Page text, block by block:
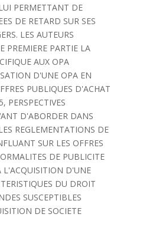
PERMETTANT DE
DE RETARD SUR SES
LES AUTEURS
PREMIERE PARTIE LA
AUX OPA
D'UNE OPA EN
PUBLIQUES D'ACHAT
PERSPECTIVES
D'ABORDER DANS
REGLEMENTATIONS DE
SUR LES OFFRES
DE PUBLICITE
L'ACQUISITION D'UNE
DU DROIT
SUSCEPTIBLES
DE SOCIETE